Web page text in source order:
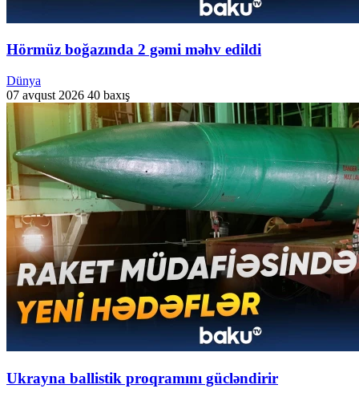
Hörmüz boğazında 2 gəmi məhv edildi
Dünya
07 avqust 2026 40 baxış
Ukrayna ballistik proqramını gücləndirir